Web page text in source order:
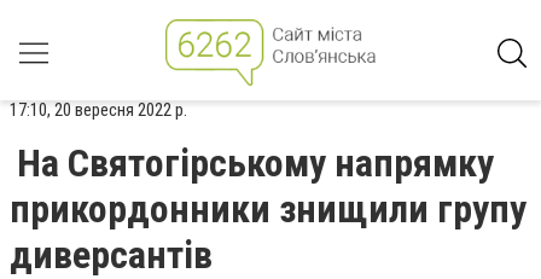
17:10, 20 вересня 2022 р.
На Святогірському напрямку
прикордонники знищили групу
диверсантів